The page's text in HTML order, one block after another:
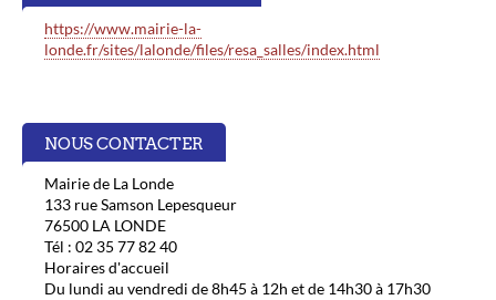
https://www.mairie-la-
londe.fr/sites/lalonde/files/resa_salles/index.html
NOUS CONTACTER
Mairie de La Londe
133 rue Samson Lepesqueur
76500 LA LONDE
Tél : 02 35 77 82 40
Horaires d'accueil
Du lundi au vendredi de 8h45 à 12h et de 14h30 à 17h30